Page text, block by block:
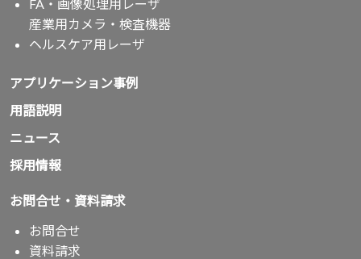
FA・画像処理用レーザ
産業用カメラ・検査機器
ヘルスケア用レーザ
アプリケーション事例
用語説明
ニュース
採用情報
お問合せ・資料請求
お問合せ
資料請求